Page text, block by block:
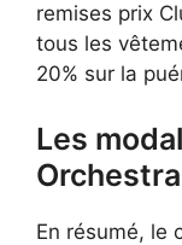
remises prix
tous les
20% sur la
Les
En résumé, le